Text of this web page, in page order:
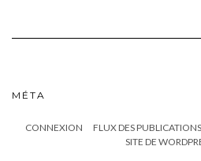
MÉTA
CONNEXION FLUX DES PUBLICATIONS
SITE DE